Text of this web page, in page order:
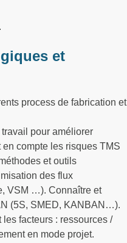
et
process de fabrication et
pour améliorer
compte les risques TMS
et outils
des flux
VSM …). Connaître et
(5S, SMED, KANBAN…).
facteurs : ressources /
en mode projet.